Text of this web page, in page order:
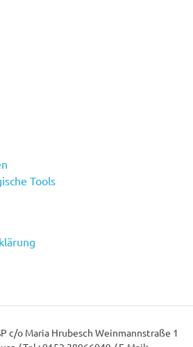
Tools
c/o Maria Hrubesch Weinmannstraße 1